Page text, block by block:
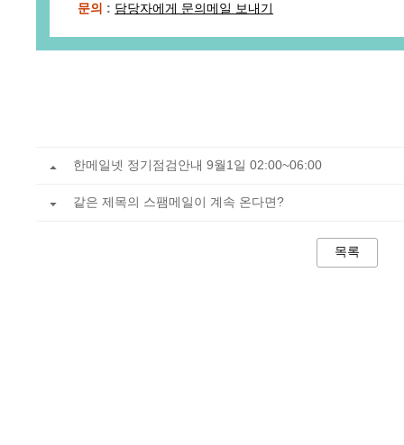
문의 : 담당자에게 문의메일 보내기
한메일넷 정기점검안내 9월1일 02:00~06:00
같은 제목의 스팸메일이 계속 온다면?
목록